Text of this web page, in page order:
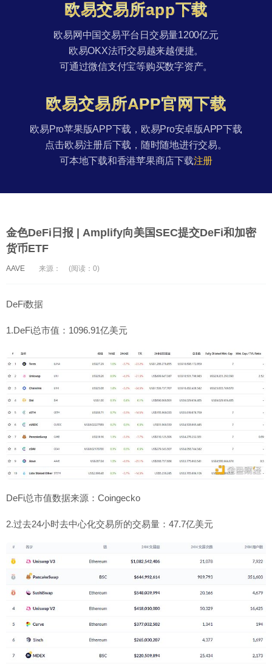
欧易交易所app下载
欧易网中国交易平台日交易量1200亿元
欧易OKX法币交易越来越便捷。
可通过微信支付宝等购买数字资产。
欧易交易所APP官网下载
欧易Pro苹果版APP下载，欧易Pro安卓版APP下载
点击欧易注册后下载，随时随地进行交易。
可本地下载和香港苹果商店下载注册
金色DeFi日报 | Amplify向美国SEC提交DeFi和加密
货币ETF
AAVE 来源： (阅读：0)
DeFi数据
1.DeFi总市值：1096.91亿美元
DeFi总市值数据来源：Coingecko
2.过去24小时去中心化交易所的交易量：47.7亿美元